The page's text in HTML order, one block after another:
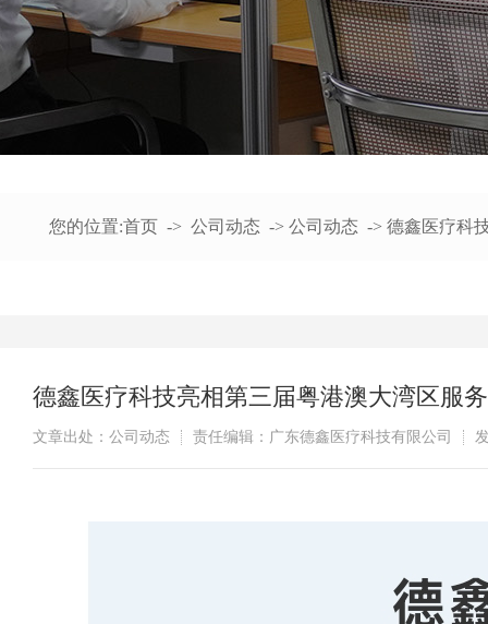
您的位置:首页 -> 公司动态 -> 公司动态 -> 德鑫医疗科
德鑫医疗科技亮相第三届粤港澳大湾区服
文章出处：公司动态 责任编辑：广东德鑫医疗科技有限公司